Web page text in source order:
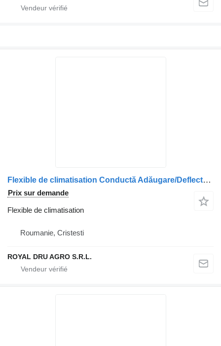
Flexible de climatisation Conductă Adăugare/Deflector Lichid de Spălare pour camion DAF 1888578 / 2033399 / 2033401 / 1933040 / 1940900
Prix sur demande
Flexible de climatisation
Roumanie, Cristesti
ROYAL DRU AGRO S.R.L.